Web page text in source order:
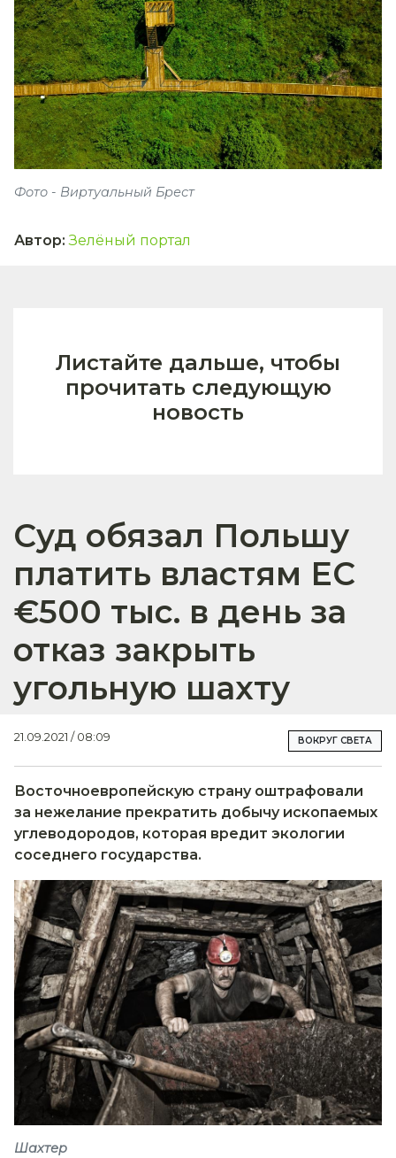
Фото - Виртуальный Брест
Автор: Зелёный портал
Листайте дальше, чтобы
прочитать следующую
новость
Суд обязал Польшу
платить властям ЕС
€500 тыс. в день за
отказ закрыть
угольную шахту
21.09.2021 / 08:09 ВОКРУГ СВЕТА
Восточноевропейскую страну оштрафовали
за нежелание прекратить добычу ископаемых
углеводородов, которая вредит экологии
соседнего государства.
Шахтер